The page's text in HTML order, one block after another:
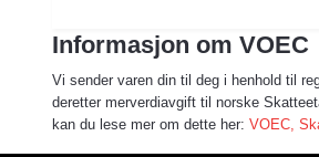
Informasjon om VOEC
Vi sender varen din til deg i henhold til
deretter merverdiavgift til norske
kan du lese mer om dette her: VOEC,